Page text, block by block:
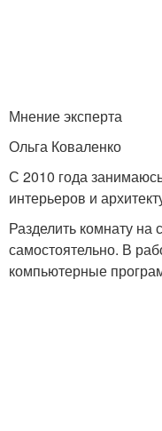
Мнение эксперта
Ольга Коваленко
С 2010 года
интерьеров и
Разделить комнату на
самостоятельно. В
компьютерные